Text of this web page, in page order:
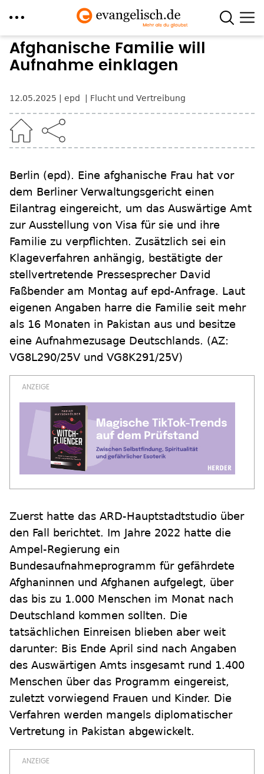
Direkt
zum
Afghanische Familie will
Aufnahme einklagen
12.05.2025 epd Flucht und Vertreibung
Berlin (epd). Eine afghanische Frau hat vor
dem Berliner Verwaltungsgericht einen
Eilantrag eingereicht, um das Auswärtige Amt
zur Ausstellung von Visa für sie und ihre
Familie zu verpflichten. Zusätzlich sei ein
Klageverfahren anhängig, bestätigte der
stellvertretende Pressesprecher David
Faßbender am Montag auf epd-Anfrage. Laut
eigenen Angaben harre die Familie seit mehr
als 16 Monaten in Pakistan aus und besitze
eine Aufnahmezusage Deutschlands. (AZ:
VG8L290/25V und VG8K291/25V)
Zuerst hatte das ARD-Hauptstadtstudio über
den Fall berichtet. Im Jahre 2022 hatte die
Ampel-Regierung ein
Bundesaufnahmeprogramm für gefährdete
Afghaninnen und Afghanen aufgelegt, über
das bis zu 1.000 Menschen im Monat nach
Deutschland kommen sollten. Die
tatsächlichen Einreisen blieben aber weit
darunter: Bis Ende April sind nach Angaben
des Auswärtigen Amts insgesamt rund 1.400
Menschen über das Programm eingereist,
zuletzt vorwiegend Frauen und Kinder. Die
Verfahren werden mangels diplomatischer
Vertretung in Pakistan abgewickelt.